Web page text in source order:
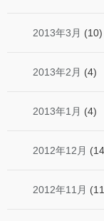
2013年3月 (10)
2013年2月 (4)
2013年1月 (4)
2012年12月
2012年11月